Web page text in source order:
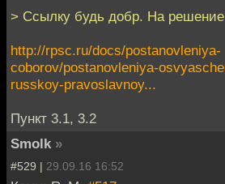
> Ссылку будь добр. На
http://rpsc.ru/docs/postanovleniya-
coborov/postanovleniya-
russkoy-pravoslavnoy...
Пункт 3.1, 3.2
Smolk »
#529 | 29.09.16 16:52